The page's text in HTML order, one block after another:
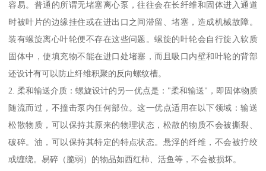
容易。普通的所谓无堵塞离心泵，往往会在长纤维和固体进入通道
时被叶片的边缘挂住或在进出口之间滞留、堵塞，造成机械故障。
装有螺旋离心叶轮便不存在这些问题。螺旋的叶轮会自行旋入软质
固体中，使填充物不能在进口处堵塞，而且吸口内壁和叶轮的背部
还设计有可以防止纤维积聚的反向螺纹槽。
2. 柔和输送介质：螺旋设计的另一优点是："柔和输送"，即固体物质
随流而过，不撞击泵内任何部位。这一优点适用在以下领域：输送
松散物质，可以保持其原来的物理状态，松散的物质不会被撕裂、
破碎。油，可以保持其特定的特点状态。悬浮的纤维，不会被拧绞
或缠绕。易碎（脆弱）的物品如西红柿、活鱼等，不会被损坏。